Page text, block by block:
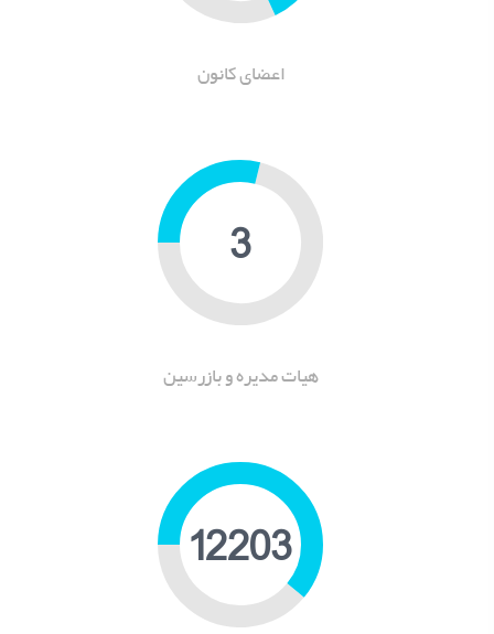
اعضای کانون
5
هیات مدیره و بازرسین
15392